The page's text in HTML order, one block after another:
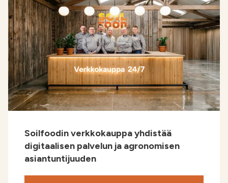
Soilfoodin verkkokauppa yhdistää
digitaalisen palvelun ja agronomisen
asiantuntijuuden